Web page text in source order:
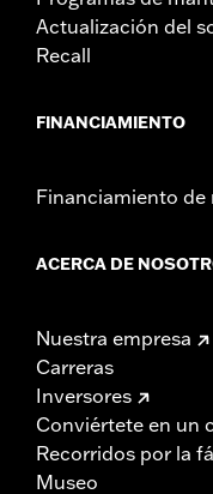
Actualización del
Recall
FINANCIAMIENTO
Financiamiento
ACERCA DE
Nuestra empresa
Carreras
Inversores
Conviértete en un
Recorridos por la
Museo